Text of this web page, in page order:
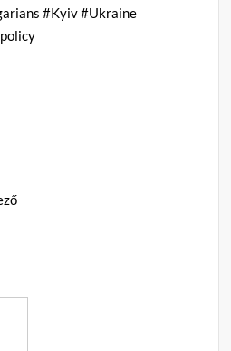
#Kyiv #Ukraine